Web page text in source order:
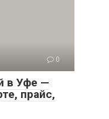
0
в Уфе —
прайс,